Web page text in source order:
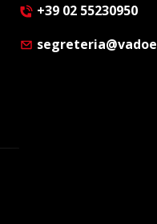
+39 02 55230950